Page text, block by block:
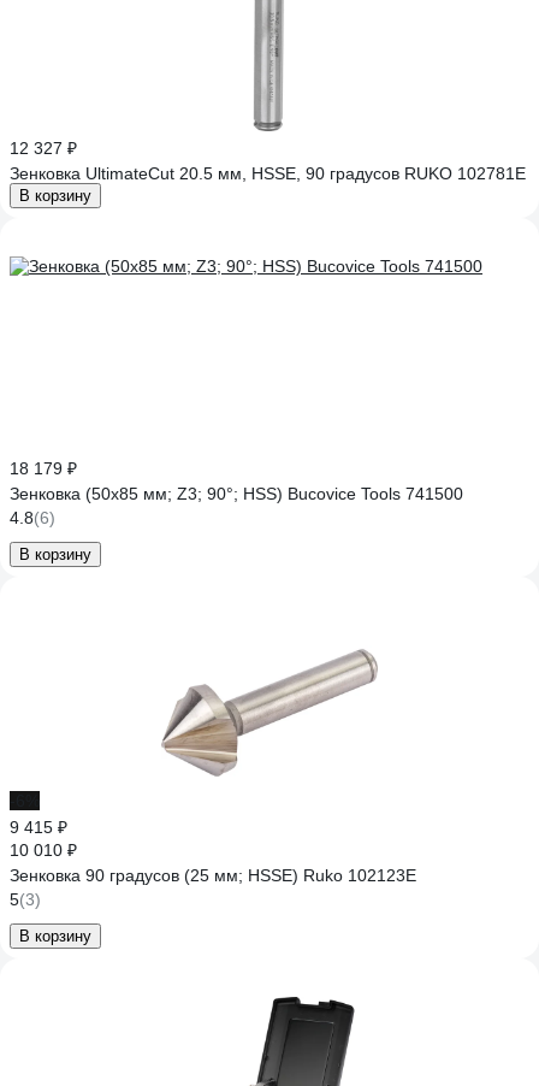
12 327 ₽
Зенковка UltimateCut 20.5 мм, HSSE, 90 градусов RUKO 102781E
В корзину
18 179 ₽
Зенковка (50х85 мм; Z3; 90°; HSS) Bucovice Tools 741500
4.8(6)
В корзину
9 415 ₽
10 010 ₽
Зенковка 90 градусов (25 мм; HSSE) Ruko 102123E
5(3)
В корзину